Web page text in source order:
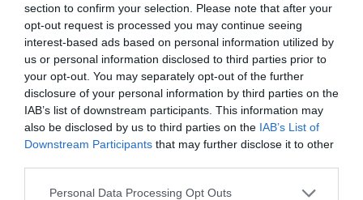
section to confirm your selection. Please note that after your
opt-out request is processed you may continue seeing
interest-based ads based on personal information utilized by
us or personal information disclosed to third parties prior to
your opt-out. You may separately opt-out of the further
disclosure of your personal information by third parties on the
IAB’s list of downstream participants. This information may
also be disclosed by us to third parties on the IAB’s List of
Downstream Participants that may further disclose it to other
Personal Data Processing Opt Outs
Ανεξάρτητα πάντως από την ομάδα αίματός
μας, μια άλλη έρευνα, τουΠανεπιστημίου του
Στάνφορντ,αποκάλυψε ότι γερνάμε σημαντικά
σε δύο περιόδους της ζωής μας: στα μισά της
δεκαετίας των40και στις αρχές της δεκαετίας
των60. Οι μοριακές αλλαγές που συμβαίνουν
στη διάρκεια αυτών των δύο φάσεων μπορούν
να εξηγήσουν αυτό που εμείς βλέπουμε ως